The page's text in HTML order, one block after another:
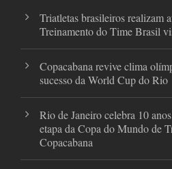
Triatletas brasileiros realizam
Treinamento do Time Brasil
Copacabana revive clima
sucesso da World Cup do Rio
Rio de Janeiro celebra 10
etapa da Copa do Mundo de
Copacabana